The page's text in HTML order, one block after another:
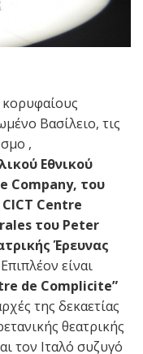
κορυφαίους
Βασίλειο, τις
,
Εθνικού
Company, του
CICT Centre
του Peter
Έρευνας
είναι
de Complicite”
της δεκαετίας
θεατρικής
τον Ιταλό συζυγό